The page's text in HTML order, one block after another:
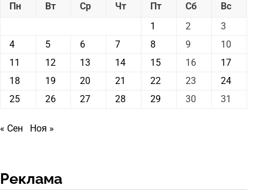
Пн
Вт Ср Чт Пт Сб
Вс
1
2
3
4
5 6 7 8 9
10
11
12 13 14 15 16
17
18
19 20 21 22 23
24
25
26 27 28 29 30 31
« Сен Ноя »
Реклама